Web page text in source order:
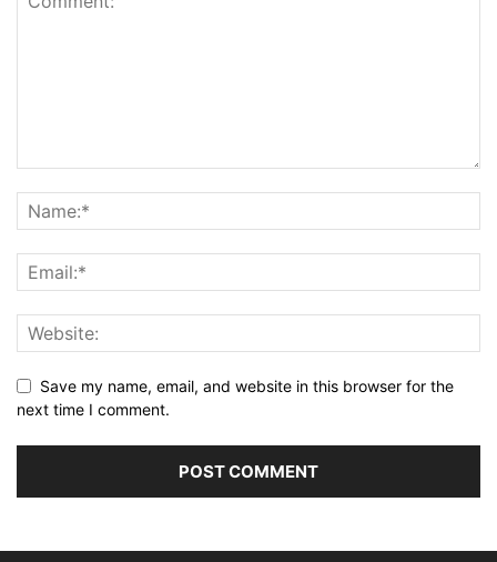
Save my name, email, and website in this browser for the
next time I comment.